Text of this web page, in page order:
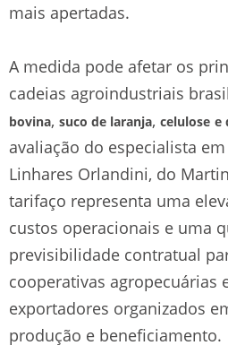
mais apertadas.
A medida pode afetar os
cadeias agroindustriais
bovina, suco de laranja, celulose e
avaliação do especialista
Linhares Orlandini, do
tarifaço representa uma
custos operacionais e uma
previsibilidade contratual
cooperativas agropecuárias
exportadores organizados
produção e beneficiamento.